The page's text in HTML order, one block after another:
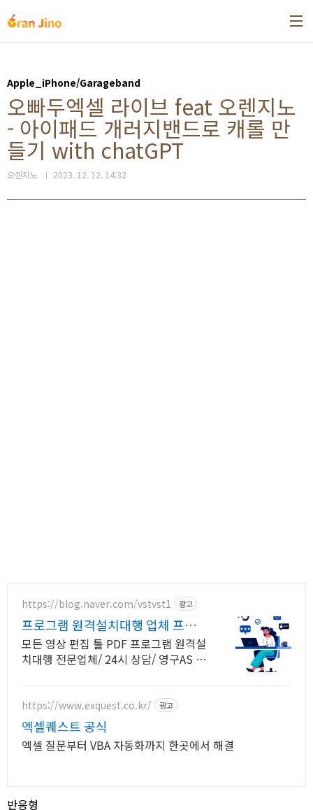
Apple_iPhone/Garageband
오빠두엑셀 라이브 feat 오렌지노
- 아이패드 개러지밴드로 캐롤 만
들기 with chatGPT
오렌지노 2023. 12. 12. 14:32
https://blog.naver.com/vstvst1 광고
프로그램 원격설치대행 업체 프로
그램 원격설치대행 전문
모든 영상 편집 툴 PDF 프로그램 원격설
치대행 전문업체/ 24시 상담/ 영구AS 모
https://www.exquest.co.kr/ 광고
엑셀퀘스트 공식
엑셀 질문부터 VBA 자동화까지 한곳에서 해결
반응형